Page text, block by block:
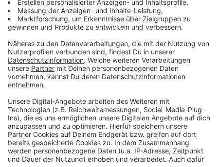
So haben wir am Sonntag berichtet
Hier gibt es weitere Infos zum heutigen Konzert
Anzeige
Anzeige